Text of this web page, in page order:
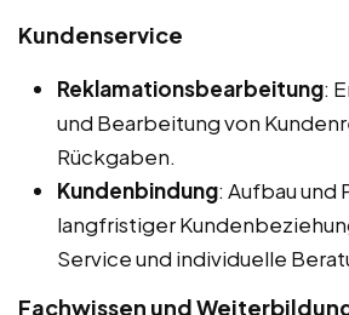
Kundenservice
Reklamationsbearbeitung:
und Bearbeitung von
Rückgaben.
Kundenbindung: Aufbau und
langfristiger
Service und individuelle
Fachwissen und